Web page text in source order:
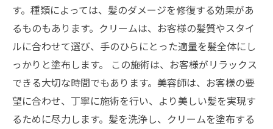
す。種類によっては、髪のダメージを修復する効果があ
るものもあります。クリームは、お客様の髪質やスタイ
ルに合わせて選び、手のひらにとった適量を髪全体にし
っかりと塗布します。 この施術は、お客様がリラックス
できる大切な時間でもあります。美容師は、お客様の要
望に合わせ、丁寧に施術を行い、より美しい髪を実現す
るために尽力します。髪を洗浄し、クリームを塗布する